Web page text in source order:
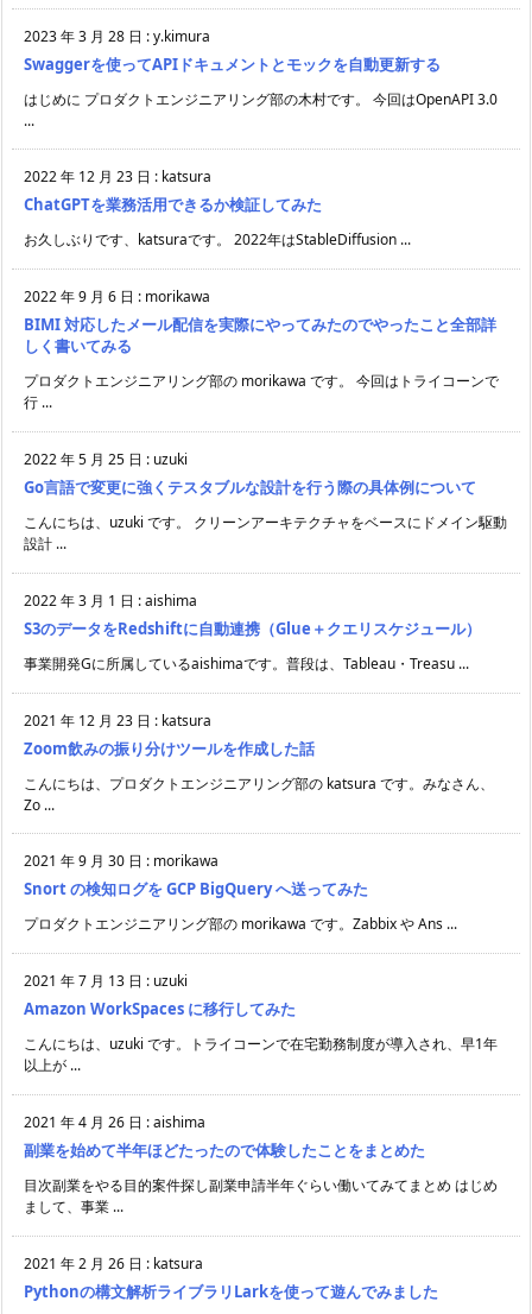
2023 年 3 月 28 日 :y.kimura
Swaggerを使ってAPIドキュメントとモックを自動更新する
はじめに プロダクトエンジニアリング部の木村です。 今回はOpenAPI 3.0
...
2022 年 12 月 23 日 : katsura
ChatGPTを業務活用できるか検証してみた
お久しぶりです、katsuraです。 2022年はStableDiffusion ...
2022 年 9 月 6 日 : morikawa
BIMI 対応したメール配信を実際にやってみたのでやったこと全部詳
しく書いてみる
プロダクトエンジニアリング部の morikawa です。 今回はトライコーンで
行 ...
2022 年 5 月 25 日 : uzuki
Go言語で変更に強くテスタブルな設計を行う際の具体例について
こんにちは、uzuki です。 クリーンアーキテクチャをベースにドメイン駆動
設計 ...
2022 年 3 月 1 日 :aishima
S3のデータをRedshiftに自動連携（Glue＋クエリスケジュール）
事業開発Gに所属しているaishimaです。普段は、Tableau・Treasu ...
2021 年 12 月 23 日 : katsura
Zoom飲みの振り分けツールを作成した話
こんにちは、プロダクトエンジニアリング部の katsura です。みなさん、
Zo ...
2021 年 9 月 30 日 : morikawa
Snort の検知ログを GCP BigQuery へ送ってみた
プロダクトエンジニアリング部の morikawa です。Zabbix や Ans ...
2021 年 7 月 13 日 : uzuki
Amazon WorkSpaces に移行してみた
こんにちは、uzuki です。トライコーンで在宅勤務制度が導入され、早1年
以上が ...
2021 年 4 月 26 日 :aishima
副業を始めて半年ほどたったので体験したことをまとめた
目次副業をやる目的案件探し副業申請半年ぐらい働いてみてまとめ はじめ
まして、事業 ...
2021 年 2 月 26 日 : katsura
Pythonの構文解析ライブラリLarkを使って遊んでみました